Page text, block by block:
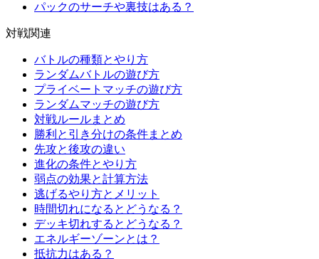
パックのサーチや裏技はある？
対戦関連
バトルの種類とやり方
ランダムバトルの遊び方
プライベートマッチの遊び方
ランダムマッチの遊び方
対戦ルールまとめ
勝利と引き分けの条件まとめ
先攻と後攻の違い
進化の条件とやり方
弱点の効果と計算方法
逃げるやり方とメリット
時間切れになるとどうなる？
デッキ切れするとどうなる？
エネルギーゾーンとは？
抵抗力はある？